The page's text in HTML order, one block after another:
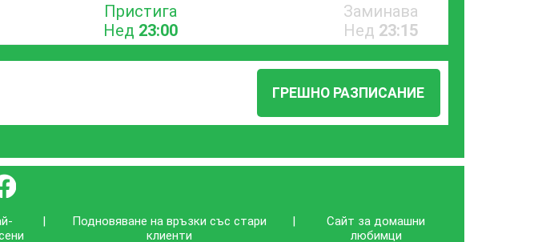
Пристига
Нед 23:00
Заминава
Нед 23:15
ГРЕШНО РАЗПИСАНИЕ
|
Подновяване на връзки със стари
клиенти
|
Сайт за домашни
любимци